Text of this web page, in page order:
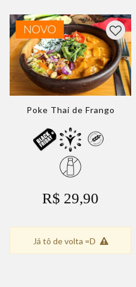
Poke Thai de Frango
R$ 29,90
Já tô de volta =D